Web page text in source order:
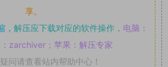
享。
， 解压应下载对应的软件操作， 电脑：
zarchiver；苹果：解压专家
问请查看站内帮助中心！